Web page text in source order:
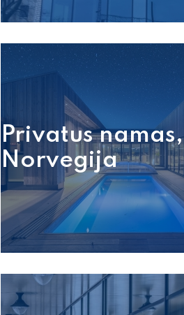
Privatus namas,
Norvegija